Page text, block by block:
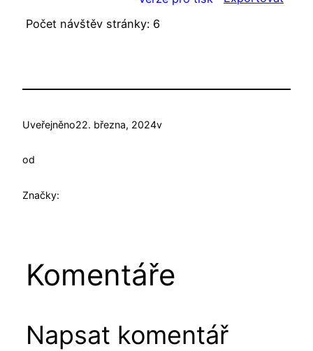
Počet návštěv stránky: 6
Uveřejněno22. března, 2024v
od
Značky:
Komentáře
Napsat komentář